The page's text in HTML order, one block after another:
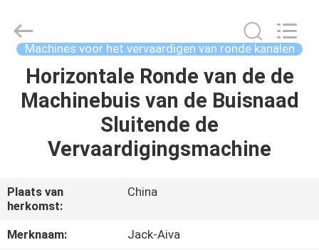
THUIS
PRODUCTEN
ONS
FABRIEKSTOCHT
AIVA
MACHINERY
Reserved.
Machines voor het vervaardigen van ronde kanalen
Horizontale Ronde van de de
Machinebuis van de Buisnaad
Sluitende de
Vervaardigingsmachine
Plaats van
herkomst:
China
Merknaam:
Jack-Aiva